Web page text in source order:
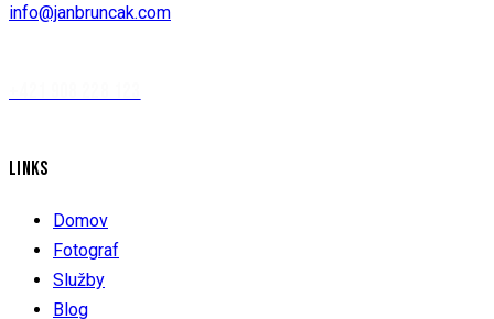
info@janbruncak.com
LINKS
Domov
Fotograf
Služby
Blog